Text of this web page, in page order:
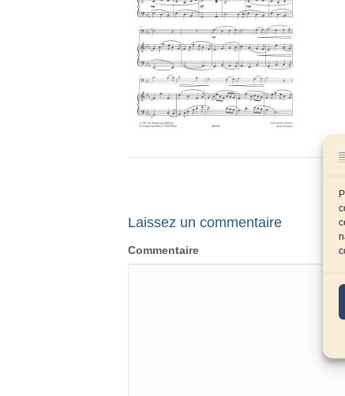
Laissez un commentaire
Commentaire